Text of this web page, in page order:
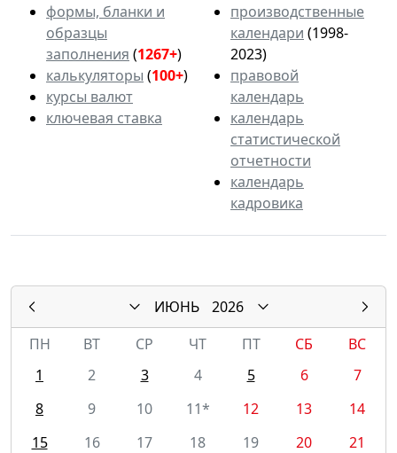
формы, бланки и
образцы
заполнения (1267+)
калькуляторы (100+)
курсы валют
ключевая ставка
производственные
календари (1998-
2023)
правовой
календарь
календарь
статистической
отчетности
календарь
кадровика
ИЮНЬ
2026
ПН
ВТ СР ЧТ ПТ СБ
ВС
1
2 3 4 5 6
7
8
9 10 11* 12 13
14
15
16 17 18 19 20
21